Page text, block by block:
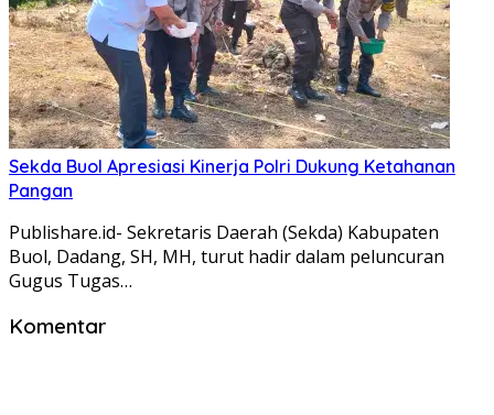
Sekda Buol Apresiasi Kinerja Polri Dukung Ketahanan
Pangan
Publishare.id- Sekretaris Daerah (Sekda) Kabupaten
Buol, Dadang, SH, MH, turut hadir dalam peluncuran
Gugus Tugas…
Komentar